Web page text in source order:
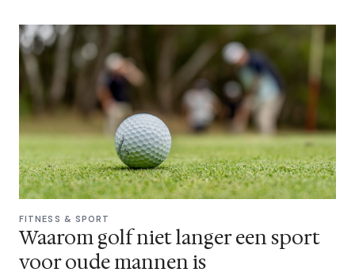
FITNESS & SPORT
Waarom golf niet langer een sport
voor oude mannen is